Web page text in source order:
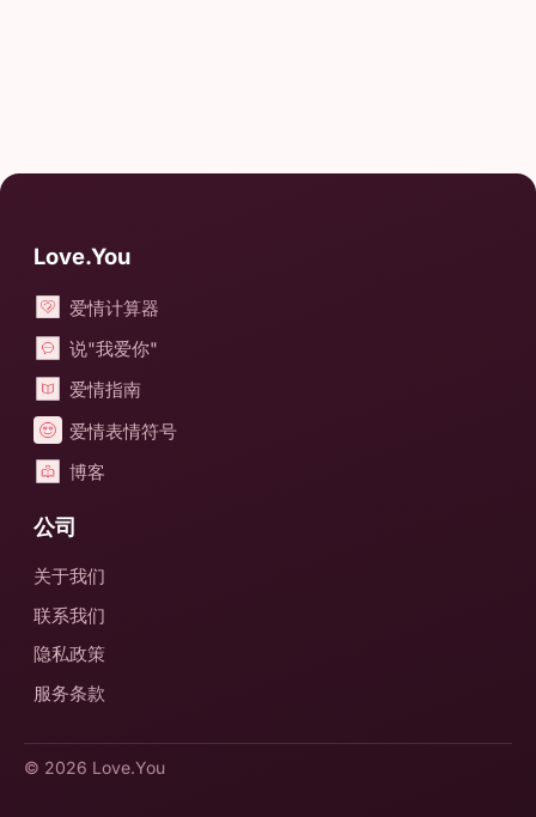
Love.You
爱情计算器
说"我爱你"
爱情指南
爱情表情符号
博客
公司
关于我们
联系我们
隐私政策
服务条款
© 2026 Love.You